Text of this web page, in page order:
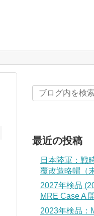
最近の投稿
日本陸軍：戦
覆改造略帽（
2027年検品
MRE Case A
2023年検品：